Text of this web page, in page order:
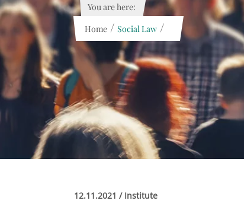
You are here:
Home / Social Law /
12.11.2021 / Institute